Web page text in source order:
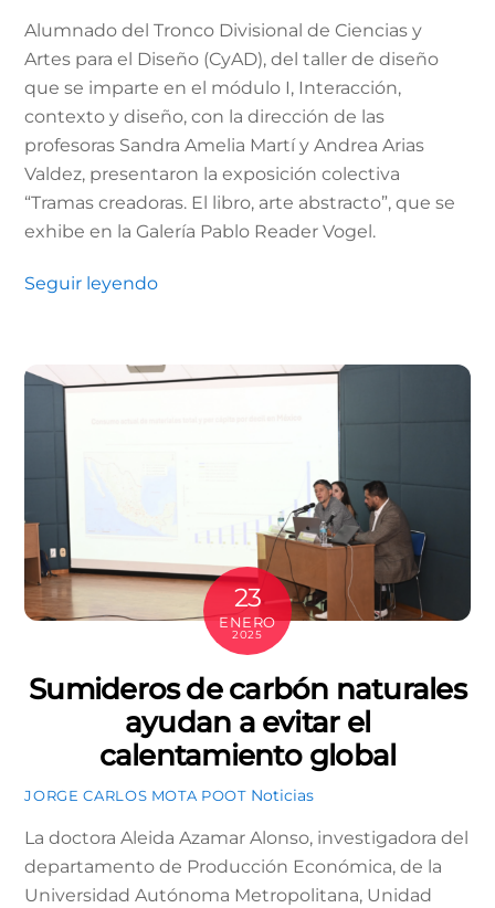
Alumnado del Tronco Divisional de Ciencias y
Artes para el Diseño (CyAD), del taller de diseño
que se imparte en el módulo I, Interacción,
contexto y diseño, con la dirección de las
profesoras Sandra Amelia Martí y Andrea Arias
Valdez, presentaron la exposición colectiva
“Tramas creadoras. El libro, arte abstracto”, que se
exhibe en la Galería Pablo Reader Vogel.
Seguir leyendo
23
ENERO
2025
Sumideros de carbón naturales
ayudan a evitar el
calentamiento global
JORGE CARLOS MOTA POOT Noticias
La doctora Aleida Azamar Alonso, investigadora del
departamento de Producción Económica, de la
Universidad Autónoma Metropolitana, Unidad